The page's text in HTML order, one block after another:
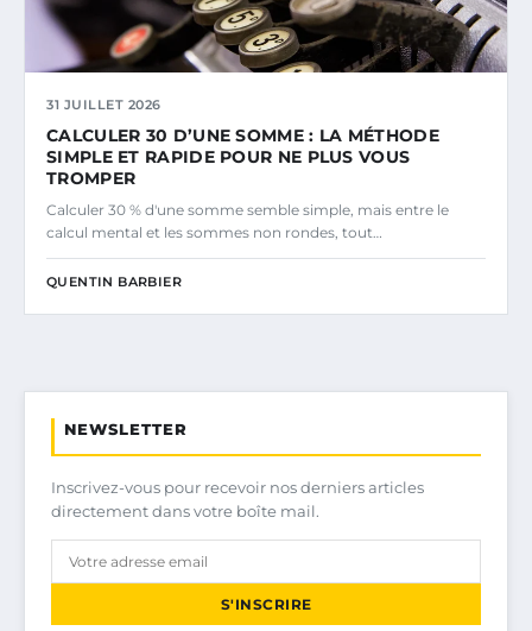
31 JUILLET 2026
CALCULER 30 D’UNE SOMME : LA MÉTHODE
SIMPLE ET RAPIDE POUR NE PLUS VOUS
TROMPER
Calculer 30 % d'une somme semble simple, mais entre le
calcul mental et les sommes non rondes, tout…
QUENTIN BARBIER
NEWSLETTER
Inscrivez-vous pour recevoir nos derniers articles
directement dans votre boîte mail.
S'INSCRIRE